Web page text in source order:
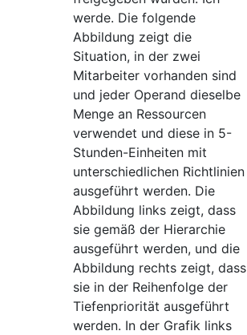
werde. Die folgende
Abbildung zeigt die
Situation, in der zwei
Mitarbeiter vorhanden sind
und jeder Operand dieselbe
Menge an Ressourcen
verwendet und diese in 5-
Stunden-Einheiten mit
unterschiedlichen Richtlinien
ausgeführt werden. Die
Abbildung links zeigt, dass
sie gemäß der Hierarchie
ausgeführt werden, und die
Abbildung rechts zeigt, dass
sie in der Reihenfolge der
Tiefenpriorität ausgeführt
werden. In der Grafik links